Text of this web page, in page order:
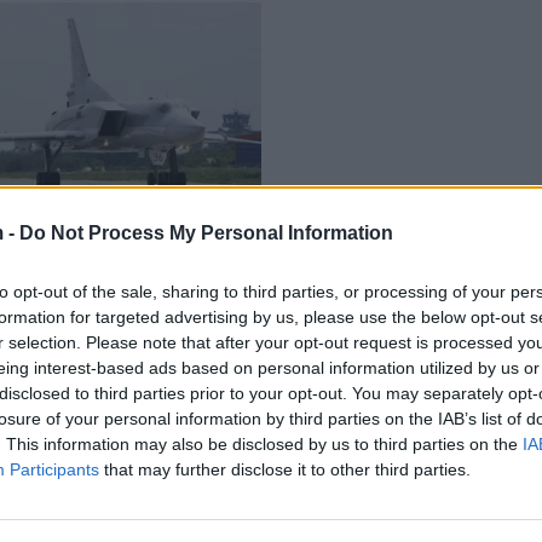
- Do Not Process My Personal Information
opt-out of the sale, sharing to third parties, or processing of your
for targeted advertising by us, please use the below opt-out
selection. Please note that after your opt-out request is processed
interest-based ads based on personal information utilized by us
to third parties prior to your opt-out. You may separately
of your personal information by third parties on the IAB’s list of
This information may also be disclosed by us to third parties on the
Participants that may further disclose it to other third parties.
vioni ushtarak, humbin
2021